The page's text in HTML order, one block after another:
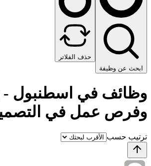
ابحث عن وظيفة
حذف الفلاتر
وظائف في اسطنبول
وفرص عمل في
ترتيب حسب